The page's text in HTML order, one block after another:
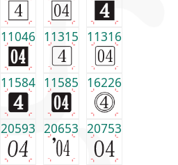
11046 11315 11316
11584 11585 16226
20593 20653 20753